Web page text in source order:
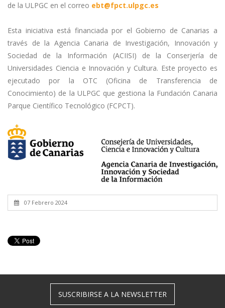
de la ULPGC en el correo
Esta iniciativa está financiada por el Gobierno de Canarias a
través de la Agencia Canaria de Investigación, Innovación y
Sociedad de la Información (ACIISI) de la Conserjería de
Universidades Ciencia e Innovación y Cultura. Este proyecto es
ejecutado por la OTC (Oficina de Transferencia de
Conocimiento) de la ULPGC que gestiona la Fundación Canaria
Parque Científico Tecnológico (FCPCT).
07 Febrero 2024
SUSCRIBIRSE A LA NEWSLETTER